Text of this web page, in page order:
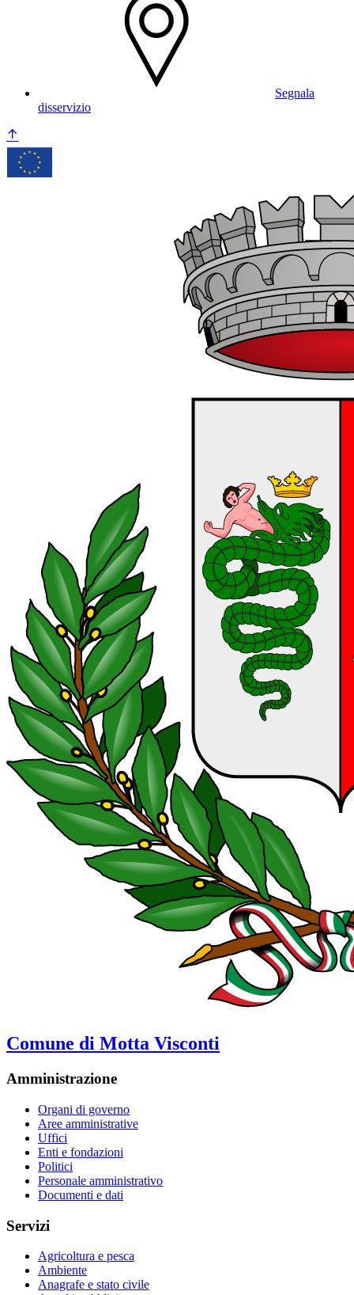
Segnala
disservizio
Comune di Motta Visconti
Amministrazione
Organi di governo
Aree amministrative
Uffici
Enti e fondazioni
Politici
Personale amministrativo
Documenti e dati
Servizi
Agricoltura e pesca
Ambiente
Anagrafe e stato civile